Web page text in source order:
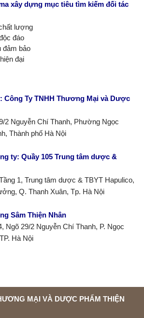
xây dựng mục tiêu tìm kiếm đối tác
lượng
đáo
đảm bảo
đại
Công Ty TNHH Thương Mại và Dược
2 Nguyễn Chí Thanh, Phường Ngọc
Thành phố Hà Nội
ty: Quầy 105 Trung tâm dược &
1, Trung tâm dược & TBYT Hapulico,
Q. Thanh Xuân, Tp. Hà Nội
Sâm Thiện Nhân
Ngõ 29/2 Nguyễn Chí Thanh, P. Ngọc
Hà Nội
MẠI VÀ DƯỢC PHẨM THIỆN